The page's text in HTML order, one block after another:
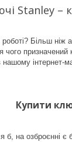
Stanley –
Більш
призначений
інтернет-
Купити
б, на озброєнні є